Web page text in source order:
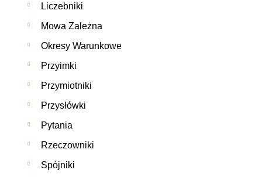
Liczebniki
Mowa Zależna
Okresy Warunkowe
Przyimki
Przymiotniki
Przysłówki
Pytania
Rzeczowniki
Spójniki